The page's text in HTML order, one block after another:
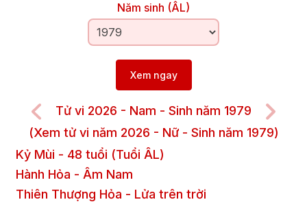
Năm sinh (ÂL)
Xem ngay
Tử vi 2026 - Nam - Sinh năm 1979
(Xem tử vi năm 2026 - Nữ - Sinh năm 1979)
Kỷ Mùi - 48 tuổi (Tuổi ÂL)
Hành Hỏa - Âm Nam
Thiên Thượng Hỏa - Lửa trên trời